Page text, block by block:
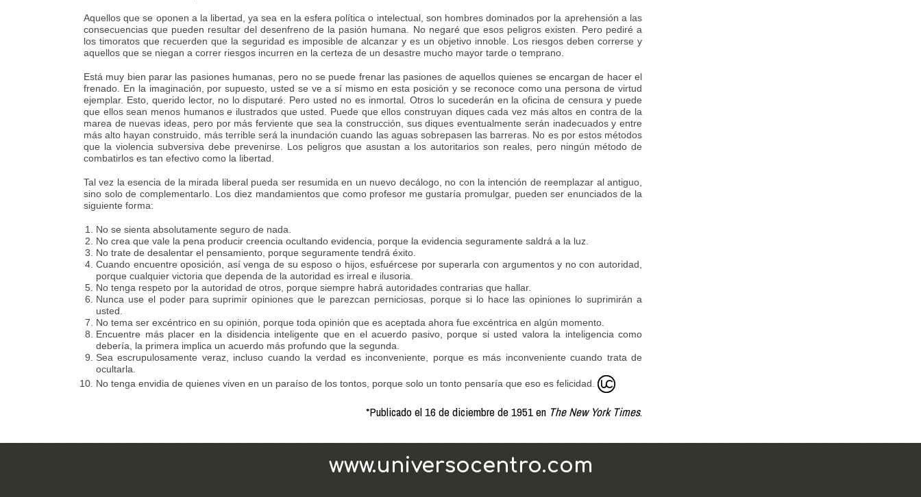
Aquellos que se oponen a la libertad, ya sea en la esfera política o intelectual, son hombres dominados por la aprehensión a las
consecuencias que pueden resultar del desenfreno de la pasión humana. No negaré que esos peligros existen. Pero pediré a
los timoratos que recuerden que la seguridad es imposible de alcanzar y es un objetivo innoble. Los riesgos deben correrse y
aquellos que se niegan a correr riesgos incurren en la certeza de un desastre mucho mayor tarde o temprano.
Está muy bien parar las pasiones humanas, pero no se puede frenar las pasiones de aquellos quienes se encargan de hacer el
frenado. En la imaginación, por supuesto, usted se ve a sí mismo en esta posición y se reconoce como una persona de virtud
ejemplar. Esto, querido lector, no lo disputaré. Pero usted no es inmortal. Otros lo sucederán en la oficina de censura y puede
que ellos sean menos humanos e ilustrados que usted. Puede que ellos construyan diques cada vez más altos en contra de la
marea de nuevas ideas, pero por más ferviente que sea la construcción, sus diques eventualmente serán inadecuados y entre
más alto hayan construido, más terrible será la inundación cuando las aguas sobrepasen las barreras. No es por estos métodos
que la violencia subversiva debe prevenirse. Los peligros que asustan a los autoritarios son reales, pero ningún método de
combatirlos es tan efectivo como la libertad.
Tal vez la esencia de la mirada liberal pueda ser resumida en un nuevo decálogo, no con la intención de reemplazar al antiguo,
sino solo de complementarlo. Los diez mandamientos que como profesor me gustaría promulgar, pueden ser enunciados de la
siguiente forma:
No se sienta absolutamente seguro de nada.
No crea que vale la pena producir creencia ocultando evidencia, porque la evidencia seguramente saldrá a la luz.
No trate de desalentar el pensamiento, porque seguramente tendrá éxito.
Cuando encuentre oposición, así venga de su esposo o hijos, esfuércese por superarla con argumentos y no con autoridad,
porque cualquier victoria que dependa de la autoridad es irreal e ilusoria.
No tenga respeto por la autoridad de otros, porque siempre habrá autoridades contrarias que hallar.
Nunca use el poder para suprimir opiniones que le parezcan perniciosas, porque si lo hace las opiniones lo suprimirán a
usted.
No tema ser excéntrico en su opinión, porque toda opinión que es aceptada ahora fue excéntrica en algún momento.
Encuentre más placer en la disidencia inteligente que en el acuerdo pasivo, porque si usted valora la inteligencia como
debería, la primera implica un acuerdo más profundo que la segunda.
Sea escrupulosamente veraz, incluso cuando la verdad es inconveniente, porque es más inconveniente cuando trata de
ocultarla.
No tenga envidia de quienes viven en un paraíso de los tontos, porque solo un tonto pensaría que eso es felicidad.
*Publicado el 16 de diciembre de 1951 en The New York Times.
www.universocentro.com